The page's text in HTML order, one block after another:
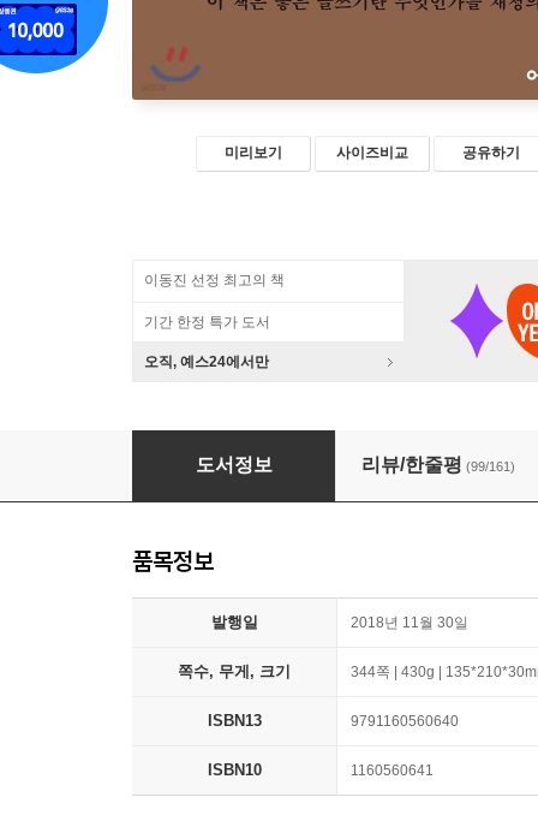
미리보기 사이즈비교 공유하기
이동진 선정 최고의 책
기간 한정 특가 도서
오직, 예스24에서만
아침에는 죽음을 생각하는 것이 좋다
도서정보 리뷰/한줄평 (99/161)
품목정보
발행일 2018년 11월 30일
쪽수, 무게, 크기 344쪽 | 430g |
ISBN13 9791160560640
ISBN10 1160560641